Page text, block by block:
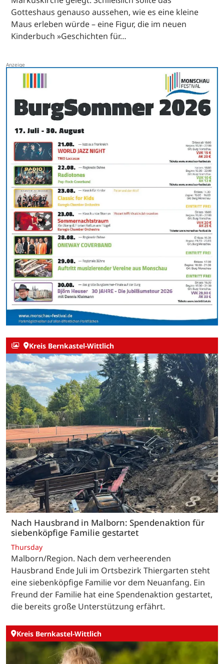
Gotteshaus genauso aussehen, wie es eine kleine
Maus erleben würde – eine Figur, die im neuen
Kinderbuch »Geschichten für…
Kreis Bernkastel-Wittlich
Nach Hausbrand in Malborn: Spendenaktion für
siebenköpfige Familie gestartet
Thursday
Malborn/Region. Nach dem verheerenden
Hausbrand Ende Juli im Ortsbezirk Thiergarten steht
eine siebenköpfige Familie vor dem Neuanfang. Ein
Freund der Familie hat eine Spendenaktion gestartet,
die bereits große Unterstützung erfährt.
Kreis Bernkastel-Wittlich